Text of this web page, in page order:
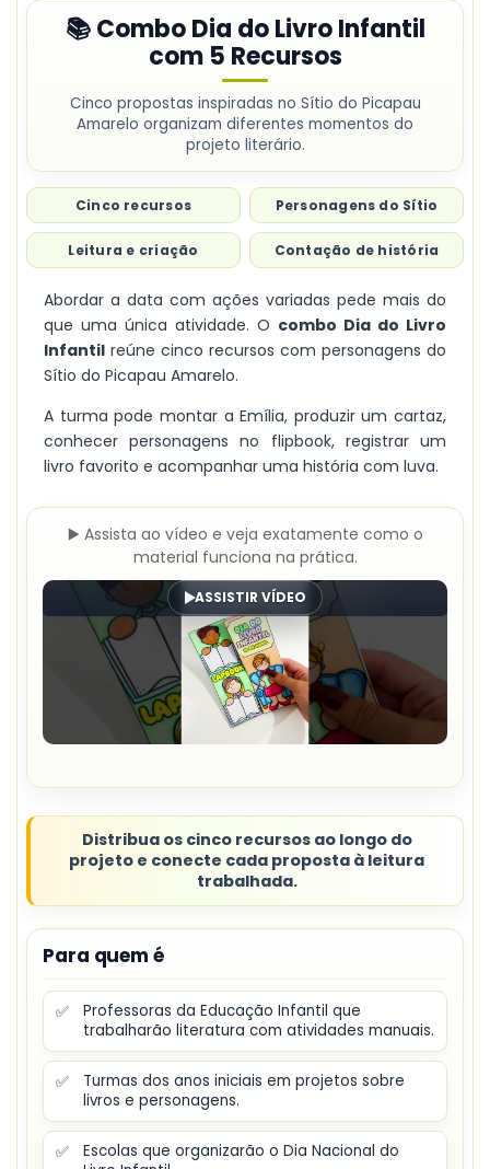
📚 Combo Dia do Livro Infantil
com 5 Recursos
Cinco propostas inspiradas no Sítio do Picapau
Amarelo organizam diferentes momentos do
projeto literário.
Cinco recursos Personagens do Sítio
Leitura e criação Contação de história
Abordar a data com ações variadas pede mais do
que uma única atividade. O combo Dia do Livro
Infantil reúne cinco recursos com personagens do
Sítio do Picapau Amarelo.
A turma pode montar a Emília, produzir um cartaz,
conhecer personagens no flipbook, registrar um
livro favorito e acompanhar uma história com luva.
▶️ Assista ao vídeo e veja exatamente como o
material funciona na prática.
ASSISTIR VÍDEO
Distribua os cinco recursos ao longo do
projeto e conecte cada proposta à leitura
trabalhada.
Para quem é
✅
Professoras da Educação Infantil que
trabalharão literatura com atividades manuais.
✅
Turmas dos anos iniciais em projetos sobre
livros e personagens.
✅
Escolas que organizarão o Dia Nacional do